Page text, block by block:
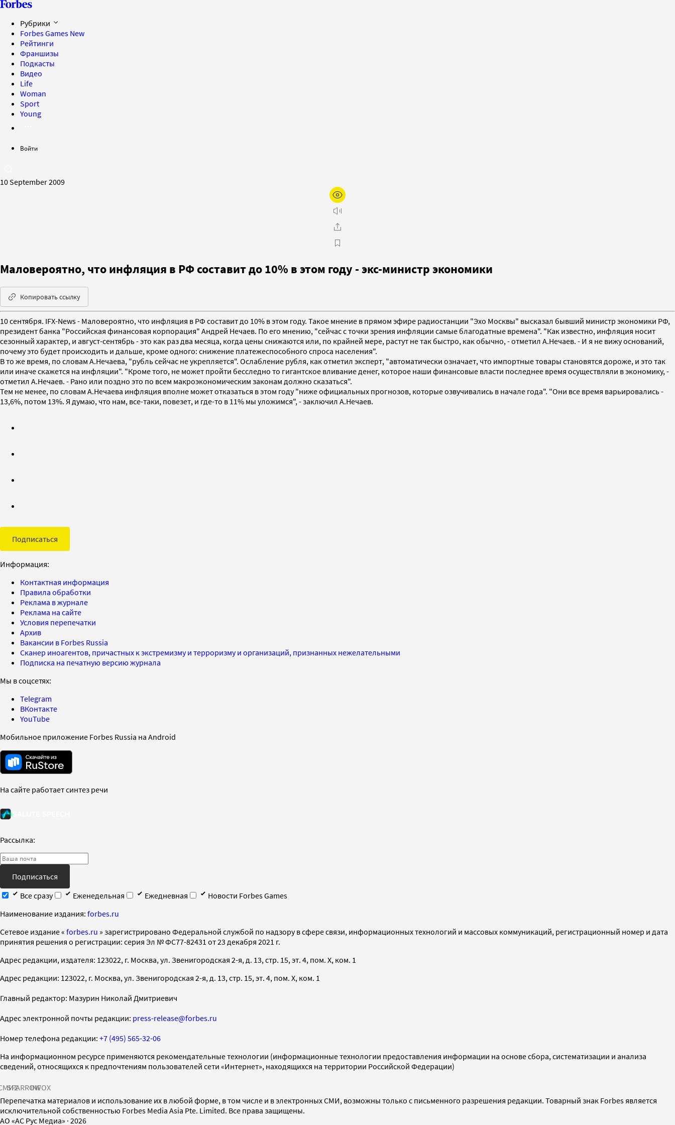
Рубрики
Forbes Games New
Рейтинги
Франшизы
Подкасты
Видео
Life
Woman
Sport
Young
Войти
10 September 2009
Маловероятно, что инфляция в РФ составит до 10% в этом году - экс-министр экономики
Копировать ссылку
10 сентября. IFX-News - Маловероятно, что инфляция в РФ составит до 10% в этом году. Такое мнение в прямом эфире радиостанции "Эхо Москвы" высказал бывший министр экономики РФ,
президент банка "Российская финансовая корпорация" Андрей Нечаев. По его мнению, "сейчас с точки зрения инфляции самые благодатные времена". "Как известно, инфляция носит
сезонный характер, и август-сентябрь - это как раз два месяца, когда цены снижаются или, по крайней мере, растут не так быстро, как обычно, - отметил А.Нечаев. - И я не вижу оснований,
почему это будет происходить и дальше, кроме одного: снижение платежеспособного спроса населения".
В то же время, по словам А.Нечаева, "рубль сейчас не укрепляется". Ослабление рубля, как отметил эксперт, "автоматически означает, что импортные товары становятся дороже, и это так
или иначе скажется на инфляции". "Кроме того, не может пройти бесследно то гигантское вливание денег, которое наши финансовые власти последнее время осуществляли в экономику, -
отметил А.Нечаев. - Рано или поздно это по всем макроэкономическим законам должно сказаться".
Тем не менее, по словам А.Нечаева инфляция вполне может отказаться в этом году "ниже официальных прогнозов, которые озвучивались в начале года". "Они все время варьировались -
13,6%, потом 13%. Я думаю, что нам, все-таки, повезет, и где-то в 11% мы уложимся", - заключил А.Нечаев.
Подписаться
Информация:
Контактная информация
Правила обработки
Реклама в журнале
Реклама на сайте
Условия перепечатки
Архив
Вакансии в Forbes Russia
Сканер иноагентов, причастных к экстремизму и терроризму и организаций, признанных нежелательными
Подписка на печатную версию журнала
Мы в соцсетях:
Telegram
ВКонтакте
YouTube
Мобильное приложение Forbes Russia на Android
На сайте работает синтез речи
Рассылка:
Подписаться
Все сразу
Еженедельная Ежедневная
Новости Forbes Games
Наименование издания: forbes.ru
Cетевое издание « forbes.ru » зарегистрировано Федеральной службой по надзору в сфере связи, информационных технологий и массовых коммуникаций, регистрационный номер и дата
принятия решения о регистрации: серия Эл № ФС77-82431 от 23 декабря 2021 г.
Адрес редакции, издателя: 123022, г. Москва, ул. Звенигородская 2-я, д. 13, стр. 15, эт. 4, пом. X, ком. 1
Адрес редакции: 123022, г. Москва, ул. Звенигородская 2-я, д. 13, стр. 15, эт. 4, пом. X, ком. 1
Главный редактор: Мазурин Николай Дмитриевич
Адрес электронной почты редакции: press-release@forbes.ru
Номер телефона редакции: +7 (495) 565-32-06
На информационном ресурсе применяются рекомендательные технологии (информационные технологии предоставления информации на основе сбора, систематизации и анализа
сведений, относящихся к предпочтениям пользователей сети «Интернет», находящихся на территории Российской Федерации)
SPARROWINFOX
Перепечатка материалов и использование их в любой форме, в том числе и в электронных СМИ, возможны только с письменного разрешения редакции. Товарный знак Forbes является
исключительной собственностью Forbes Media Asia Pte. Limited. Все права защищены.
AO «АС Рус Медиа» · 2026